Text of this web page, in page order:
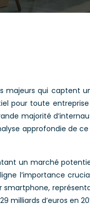
qui captent
pour toute
majorité
approfondie de
un marché
l’importance
milliards d’euros en